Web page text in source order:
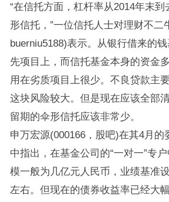
“在信托方面，杠杆率从2014年末
形信托，”一位信托人士对理财不二
buerniu5188)表示。从银行借来的
先项目上，而信托基金本身的资金
用在劣质项目上很少。不良贷款主
这块风险较大。但是现在应该全部
留期的伞形信托应该非常少。
申万宏源(000166，股吧)在其4月的
中指出，在基金公司的“一对一”专
模一般为几亿元人民币，业绩基准
左右。但现在的债券收益率已经大